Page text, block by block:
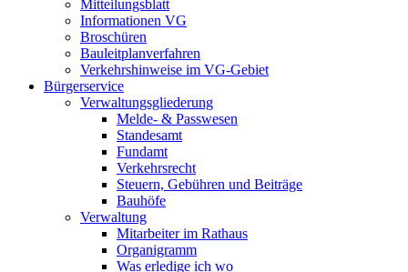
Mitteilungsblatt
Informationen VG
Broschüren
Bauleitplanverfahren
Verkehrshinweise im VG-Gebiet
Bürgerservice
Verwaltungsgliederung
Melde- & Passwesen
Standesamt
Fundamt
Verkehrsrecht
Steuern, Gebühren und Beiträge
Bauhöfe
Verwaltung
Mitarbeiter im Rathaus
Organigramm
Was erledige ich wo